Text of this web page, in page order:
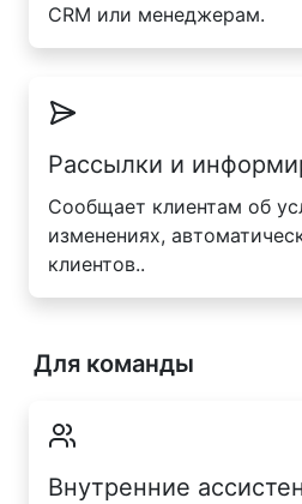
CRM или менеджерам.
Рассылки и
Сообщает клиентам об
изменениях,
клиентов..
Для команды
Внутренние